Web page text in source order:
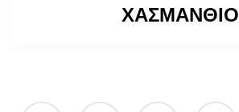
ΧΑΣΜΑΝΘΙΟ